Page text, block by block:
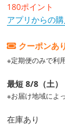
180ポイント
アプリからの
クーポンあ
※定期便のみで利
最短 8/8（土）
※お届け地域によ
在庫あり